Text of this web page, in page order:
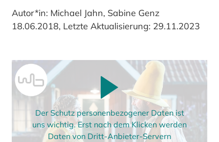
Autor*in: Michael Jahn, Sabine Genz
18.06.2018, Letzte Aktualisierung: 29.11.2023
Der Schutz personenbezogener Daten ist
uns wichtig. Erst nach dem Klicken werden
Daten von Dritt-Anbieter-Servern